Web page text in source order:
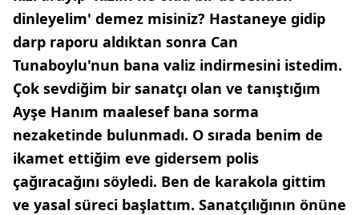
dinleyelim' demez misiniz? Hastaneye gidip
darp raporu aldıktan sonra Can
Tunaboylu'nun bana valiz indirmesini istedim.
Çok sevdiğim bir sanatçı olan ve tanıştığım
Ayşe Hanım maalesef bana sorma
nezaketinde bulunmadı. O sırada benim de
ikamet ettiğim eve gidersem polis
çağıracağını söyledi. Ben de karakola gittim
ve yasal süreci başlattım. Sanatçılığının önüne